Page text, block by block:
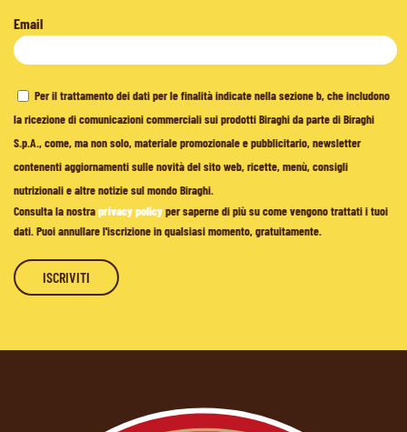
Email
Per il trattamento dei dati per le finalità indicate nella sezione b, che includono
la ricezione di comunicazioni commerciali sui prodotti Biraghi da parte di Biraghi
S.p.A., come, ma non solo, materiale promozionale e pubblicitario, newsletter
contenenti aggiornamenti sulle novità del sito web, ricette, menù, consigli
nutrizionali e altre notizie sul mondo Biraghi.
Consulta la nostraprivacy policyper saperne di più su come vengono trattati i tuoi
dati. Puoi annullare l'iscrizione in qualsiasi momento, gratuitamente.